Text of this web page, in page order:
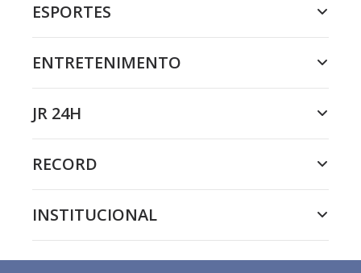
ESPORTES
ENTRETENIMENTO
JR 24H
RECORD
INSTITUCIONAL